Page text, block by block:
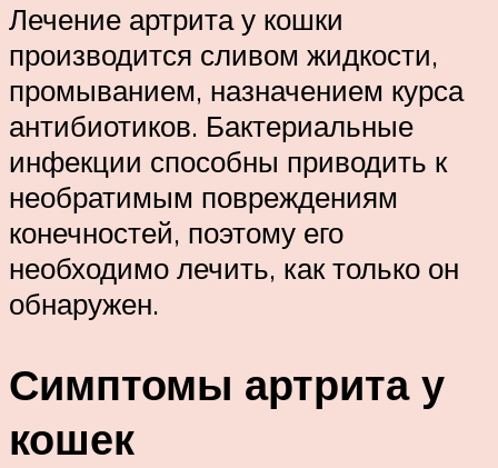
Лечение артрита у кошки
производится сливом жидкости,
промыванием, назначением курса
антибиотиков. Бактериальные
инфекции способны приводить к
необратимым повреждениям
конечностей, поэтому его
необходимо лечить, как только он
обнаружен.
Симптомы артрита у
кошек